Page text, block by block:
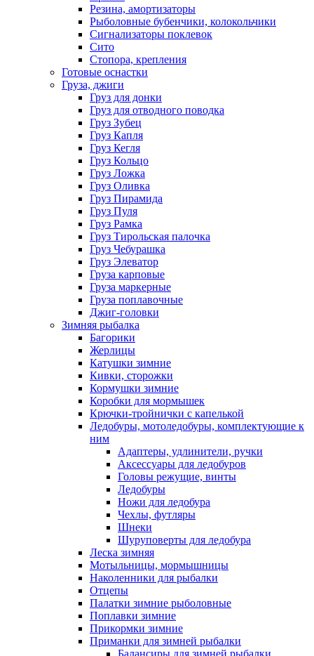
Резина, амортизаторы
Рыболовные бубенчики, колокольчики
Сигнализаторы поклевок
Сито
Стопора, крепления
Готовые оснастки
Груза, джиги
Груз для донки
Груз для отводного поводка
Груз Зубец
Груз Капля
Груз Кегля
Груз Кольцо
Груз Ложка
Груз Оливка
Груз Пирамида
Груз Пуля
Груз Рамка
Груз Тирольская палочка
Груз Чебурашка
Груз Элеватор
Груза карповые
Груза маркерные
Груза поплавочные
Джиг-головки
Зимняя рыбалка
Багорики
Жерлицы
Катушки зимние
Кивки, сторожки
Кормушки зимние
Коробки для мормышек
Крючки-тройнички с капелькой
Ледобуры, мотоледобуры, комплектующие к
ним
Адаптеры, удлинители, ручки
Аксессуары для ледобуров
Головы режущие, винты
Ледобуры
Ножи для ледобура
Чехлы, футляры
Шнеки
Шуруповерты для ледобура
Леска зимняя
Мотыльницы, мормышницы
Наколенники для рыбалки
Отцепы
Палатки зимние рыболовные
Поплавки зимние
Прикормки зимние
Приманки для зимней рыбалки
Балансиры для зимней рыбалки